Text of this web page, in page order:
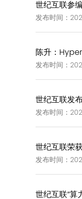
世纪互联参
发布时间
陈升：
发布时间
世纪互联发
发布时间
世纪互联荣
发布时间
世纪互联“算